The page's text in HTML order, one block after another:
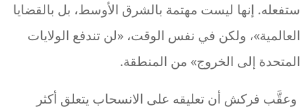
ستفعله. إنها ليست مهتمة بالشرق الأوسط، بل بالقضايا
العالمية»، ولكن في نفس الوقت، «لن تندفع الولايات
المتحدة إلى الخروج» من المنطقة.
وعقَّب فركش أن تعليقه على الانسحاب يتعلق أكثر